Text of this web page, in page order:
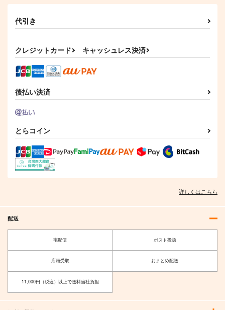
代引き
クレジットカード キャッシュレス決済
後払い決済
とらコイン
詳しくはこちら
配送
宅配便 ポスト投函
店頭受取 おまとめ配送
11,000円（税込）以上で送料当社負担